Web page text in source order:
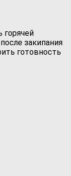
закипания
готовность